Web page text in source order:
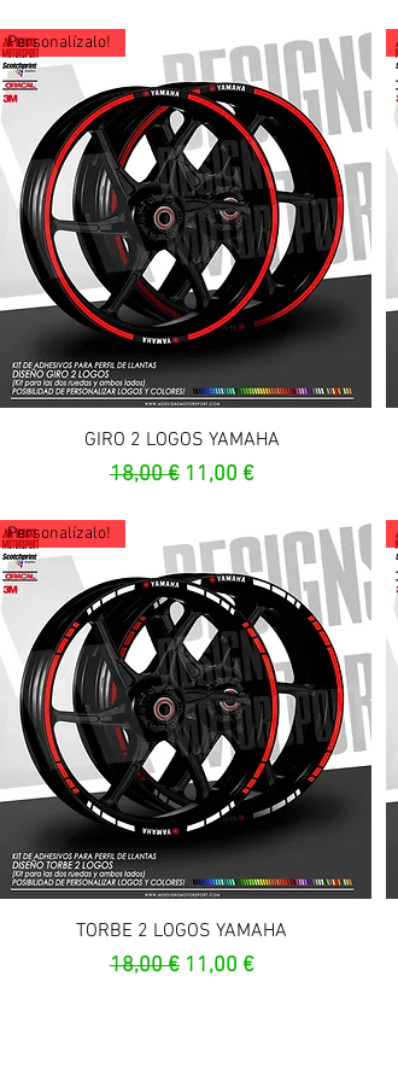
Aperçu rapide
Personalízalo!
GIRO 2 LOGOS YAMAHA
Prix original
18,00 € Prix promotionnel
11,00 €
Aperçu rapide
Personalízalo!
TORBE 2 LOGOS YAMAHA
Prix original
18,00 € Prix promotionnel
11,00 €